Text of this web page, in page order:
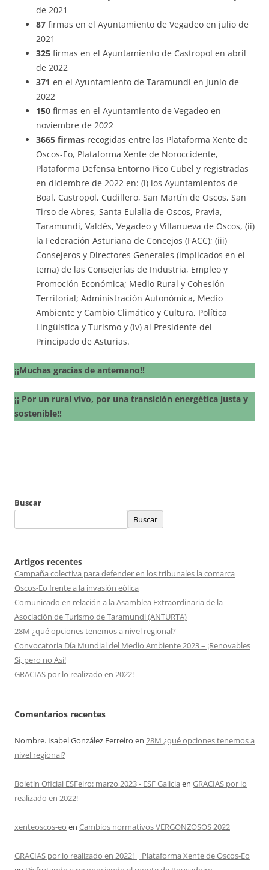
de 2021
87 firmas en el Ayuntamiento de Vegadeo en julio de
2021
325 firmas en el Ayuntamiento de Castropol en abril
de 2022
371 en el Ayuntamiento de Taramundi en junio de
2022
150 firmas en el Ayuntamiento de Vegadeo en
noviembre de 2022
3665 firmas recogidas entre las Plataforma Xente de
Oscos-Eo, Plataforma Xente de Noroccidente,
Plataforma Defensa Entorno Pico Cubel y registradas
en diciembre de 2022 en: (i) los Ayuntamientos de
Boal, Castropol, Cudillero, San Martín de Oscos, San
Tirso de Abres, Santa Eulalia de Oscos, Pravia,
Taramundi, Valdés, Vegadeo y Villanueva de Oscos, (ii)
la Federación Asturiana de Concejos (FACC); (iii)
Consejeros y Directores Generales (implicados en el
tema) de las Consejerías de Industria, Empleo y
Promoción Económica; Medio Rural y Cohesión
Territorial; Administración Autonómica, Medio
Ambiente y Cambio Climático y Cultura, Política
Lingüística y Turismo y (iv) al Presidente del
Principado de Asturias.
¡¡Muchas gracias de antemano!!
¡¡ Por un rural vivo, por una transición energética justa y
sostenible!!
Buscar
Buscar
Artigos recentes
Campaña colectiva para defender en los tribunales la comarca
Oscos-Eo frente a la invasión eólica
Comunicado en relación a la Asamblea Extraordinaria de la
Asociación de Turismo de Taramundi (ANTURTA)
28M ¿qué opciones tenemos a nivel regional?
Convocatoria Día Mundial del Medio Ambiente 2023 – ¡Renovables
Sí, pero no Así!
GRACIAS por lo realizado en 2022!
Comentarios recentes
Nombre. Isabel González Ferreiro en 28M ¿qué opciones tenemos a
nivel regional?
Boletín Oficial ESFeiro: marzo 2023 - ESF Galicia en GRACIAS por lo
realizado en 2022!
xenteoscos-eo en Cambios normativos VERGONZOSOS 2022
GRACIAS por lo realizado en 2022! | Plataforma Xente de Oscos-Eo